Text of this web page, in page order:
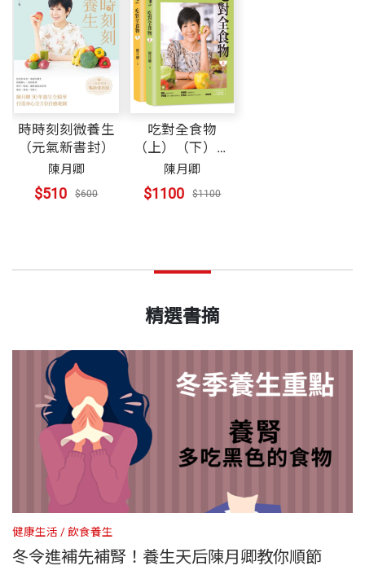
時時刻刻微養生
（元氣新書封）
陳月卿
$510 $600
吃對全食物
（上）（下）套
書（新版）
陳月卿
$1100 $1100
精選書摘
健康生活 飲食養生
冬令進補先補腎！養生天后陳月卿教你順節